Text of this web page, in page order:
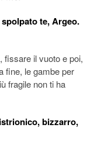
te, Argeo.
fissare il vuoto e poi,
fine, le gambe per
fragile non ti ha
bizzarro,